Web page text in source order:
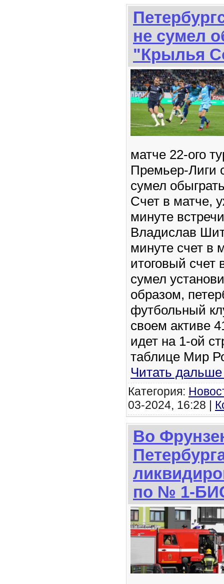
не сумел
"Крылья
матче 22-ого
Премьер-Лиги
сумел
Счет в матче,
минуте
Владислав
минуте счет в
итоговый счет
сумел
образом,
футбольный
своем активе
идет на 1-ой
таблице Мир
Читать
Категория:
03-2024, 16:28 |
Во
по № 1-